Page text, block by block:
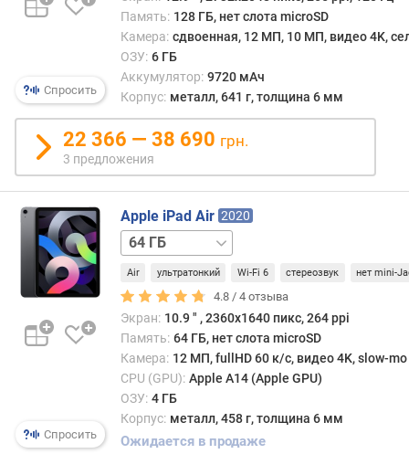
ч
у
п
р
е
д
л
о
ж
е
н
и
о
Спросить
Память: 128 ГБ, нет слота microSD
Камера: сдвоенная, 12 МП, 10 МП, видео 4K,
ОЗУ: 6 ГБ
Аккумулятор: 9720 мАч
Корпус: металл, 641 г, толщина 6 мм
22 366 — 38 690 грн.
3 предложения
Спросить
Apple iPad Air 2020
64 ГБ
/
LTE
256 ГБ256 ГБ
/
LTE
Air ультратонкий Wi-Fi 6 стереозвук нет mini-
4.8 /4 отзыва
Экран: 10.9 ″ , 2360х1640 пикс, 264 ppi
Память: 64 ГБ, нет слота microSD
Камера: 12 МП, fullHD 60 к/с, видео 4K, slow-
CPU (GPU): Apple A14 (Apple GPU)
ОЗУ: 4 ГБ
Корпус: металл, 458 г, толщина 6 мм
Ожидается в продаже